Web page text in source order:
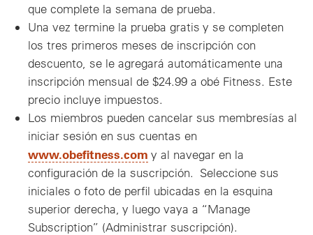
que complete la semana de prueba.
Una vez termine la prueba gratis y se completen
los tres primeros meses de inscripción con
descuento, se le agregará automáticamente una
inscripción mensual de $24.99 a obé Fitness. Este
precio incluye impuestos.
Los miembros pueden cancelar sus membresías al
iniciar sesión en sus cuentas en
www.obefitness.com y al navegar en la
configuración de la suscripción. Seleccione sus
iniciales o foto de perfil ubicadas en la esquina
superior derecha, y luego vaya a “Manage
Subscription” (Administrar suscripción).